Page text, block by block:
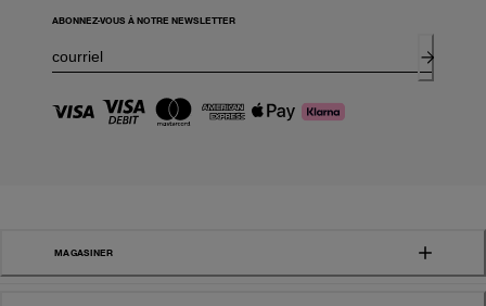
ABONNEZ-VOUS À NOTRE NEWSLETTER
MAGASINER